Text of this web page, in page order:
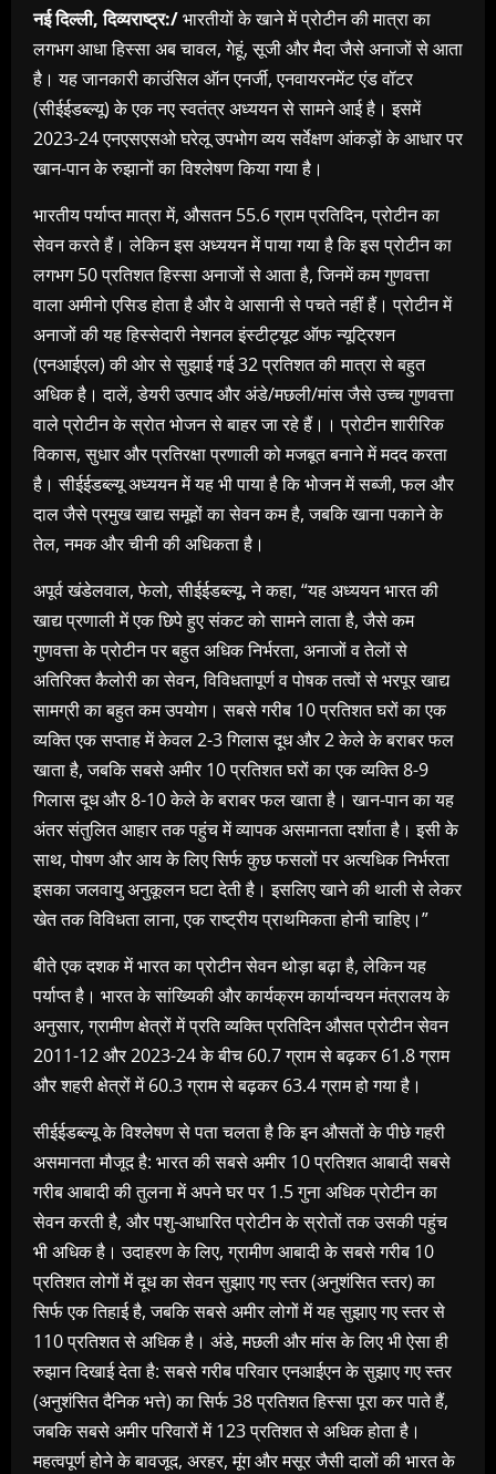
नई दिल्ली, दिव्यराष्ट्र:/भारतीयों के खाने में प्रोटीन की मात्रा का
लगभग आधा हिस्सा अब चावल, गेहूं, सूजी और मैदा जैसे अनाजों से आता
है। यह जानकारी काउंसिल ऑन एनर्जी, एनवायरनमेंट एंड वॉटर
(सीईईडब्ल्यू) के एक नए स्वतंत्र अध्ययन से सामने आई है। इसमें
2023-24 एनएसएसओ घरेलू उपभोग व्यय सर्वेक्षण आंकड़ों के आधार पर
खान-पान के रुझानों का विश्लेषण किया गया है।
भारतीय पर्याप्त मात्रा में, औसतन 55.6 ग्राम प्रतिदिन, प्रोटीन का
सेवन करते हैं। लेकिन इस अध्ययन में पाया गया है कि इस प्रोटीन का
लगभग 50 प्रतिशत हिस्सा अनाजों से आता है, जिनमें कम गुणवत्ता
वाला अमीनो एसिड होता है और वे आसानी से पचते नहीं हैं। प्रोटीन में
अनाजों की यह हिस्सेदारी नेशनल इंस्टीट्यूट ऑफ न्यूट्रिशन
(एनआईएल) की ओर से सुझाई गई 32 प्रतिशत की मात्रा से बहुत
अधिक है। दालें, डेयरी उत्पाद और अंडे/मछली/मांस जैसे उच्च गुणवत्ता
वाले प्रोटीन के स्रोत भोजन से बाहर जा रहे हैं।। प्रोटीन शारीरिक
विकास, सुधार और प्रतिरक्षा प्रणाली को मजबूत बनाने में मदद करता
है। सीईईडब्ल्यू अध्ययन में यह भी पाया है कि भोजन में सब्जी, फल और
दाल जैसे प्रमुख खाद्य समूहों का सेवन कम है, जबकि खाना पकाने के
तेल, नमक और चीनी की अधिकता है।
अपूर्व खंडेलवाल, फेलो, सीईईडब्ल्यू, ने कहा, “यह अध्ययन भारत की
खाद्य प्रणाली में एक छिपे हुए संकट को सामने लाता है, जैसे कम
गुणवत्ता के प्रोटीन पर बहुत अधिक निर्भरता, अनाजों व तेलों से
अतिरिक्त कैलोरी का सेवन, विविधतापूर्ण व पोषक तत्वों से भरपूर खाद्य
सामग्री का बहुत कम उपयोग। सबसे गरीब 10 प्रतिशत घरों का एक
व्यक्ति एक सप्ताह में केवल 2-3 गिलास दूध और 2 केले के बराबर फल
खाता है, जबकि सबसे अमीर 10 प्रतिशत घरों का एक व्यक्ति 8-9
गिलास दूध और 8-10 केले के बराबर फल खाता है। खान-पान का यह
अंतर संतुलित आहार तक पहुंच में व्यापक असमानता दर्शाता है। इसी के
साथ, पोषण और आय के लिए सिर्फ कुछ फसलों पर अत्यधिक निर्भरता
इसका जलवायु अनुकूलन घटा देती है। इसलिए खाने की थाली से लेकर
खेत तक विविधता लाना, एक राष्ट्रीय प्राथमिकता होनी चाहिए।”
बीते एक दशक में भारत का प्रोटीन सेवन थोड़ा बढ़ा है, लेकिन यह
पर्याप्त है। भारत के सांख्यिकी और कार्यक्रम कार्यान्वयन मंत्रालय के
अनुसार, ग्रामीण क्षेत्रों में प्रति व्यक्ति प्रतिदिन औसत प्रोटीन सेवन
2011-12 और 2023-24 के बीच 60.7 ग्राम से बढ़कर 61.8 ग्राम
और शहरी क्षेत्रों में 60.3 ग्राम से बढ़कर 63.4 ग्राम हो गया है।
सीईईडब्ल्यू के विश्लेषण से पता चलता है कि इन औसतों के पीछे गहरी
असमानता मौजूद है: भारत की सबसे अमीर 10 प्रतिशत आबादी सबसे
गरीब आबादी की तुलना में अपने घर पर 1.5 गुना अधिक प्रोटीन का
सेवन करती है, और पशु-आधारित प्रोटीन के स्रोतों तक उसकी पहुंच
भी अधिक है। उदाहरण के लिए, ग्रामीण आबादी के सबसे गरीब 10
प्रतिशत लोगों में दूध का सेवन सुझाए गए स्तर (अनुशंसित स्तर) का
सिर्फ एक तिहाई है, जबकि सबसे अमीर लोगों में यह सुझाए गए स्तर से
110 प्रतिशत से अधिक है। अंडे, मछली और मांस के लिए भी ऐसा ही
रुझान दिखाई देता है: सबसे गरीब परिवार एनआईएन के सुझाए गए स्तर
(अनुशंसित दैनिक भत्ते) का सिर्फ 38 प्रतिशत हिस्सा पूरा कर पाते हैं,
जबकि सबसे अमीर परिवारों में 123 प्रतिशत से अधिक होता है।
महत्वपूर्ण होने के बावजूद, अरहर, मूंग और मसूर जैसी दालों की भारत के